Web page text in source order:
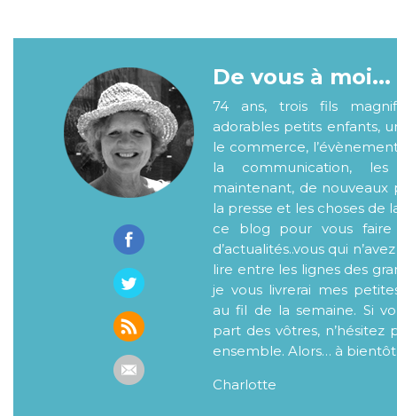
De vous à moi...
74 ans, trois fils
adorables petits enfants,
le commerce,
la communication,
maintenant, de nouveaux
la presse et les choses de
ce blog pour vous faire
d’actualités..vous qui
lire entre les lignes des
je vous livrerai mes
au fil de la semaine. Si
part des vôtres, n’hésitez
ensemble. Alors… à bientôt
Charlotte